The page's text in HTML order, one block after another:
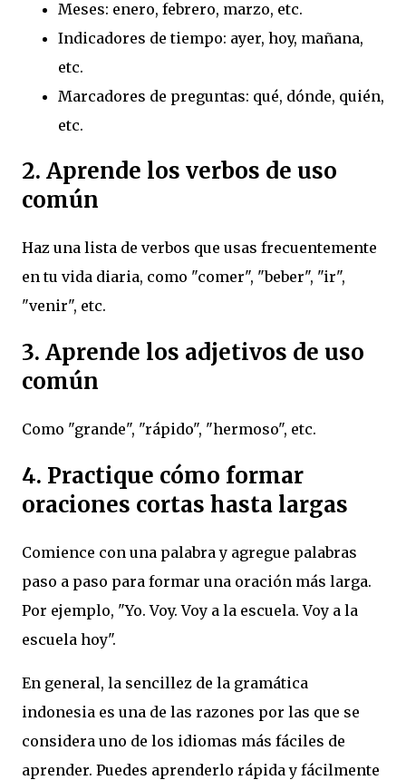
Meses: enero, febrero, marzo, etc.
Indicadores de tiempo: ayer, hoy, mañana,
etc.
Marcadores de preguntas: qué, dónde, quién,
etc.
2. Aprende los verbos de uso
común
Haz una lista de verbos que usas frecuentemente
en tu vida diaria, como "comer", "beber", "ir",
"venir", etc.
3. Aprende los adjetivos de uso
común
Como "grande", "rápido", "hermoso", etc.
4. Practique cómo formar
oraciones cortas hasta largas
Comience con una palabra y agregue palabras
paso a paso para formar una oración más larga.
Por ejemplo, "Yo. Voy. Voy a la escuela. Voy a la
escuela hoy".
En general, la sencillez de la gramática
indonesia es una de las razones por las que se
considera uno de los idiomas más fáciles de
aprender. Puedes aprenderlo rápida y fácilmente